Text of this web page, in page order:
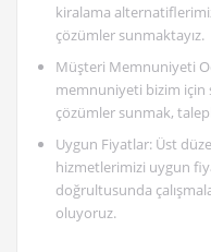
kiralama
çözümler sunmaktayız.
Müşteri Memnuniyeti
memnuniyeti bizim için
çözümler sunmak,
Uygun Fiyatlar: Üst
hizmetlerimizi uygun
doğrultusunda
oluyoruz.